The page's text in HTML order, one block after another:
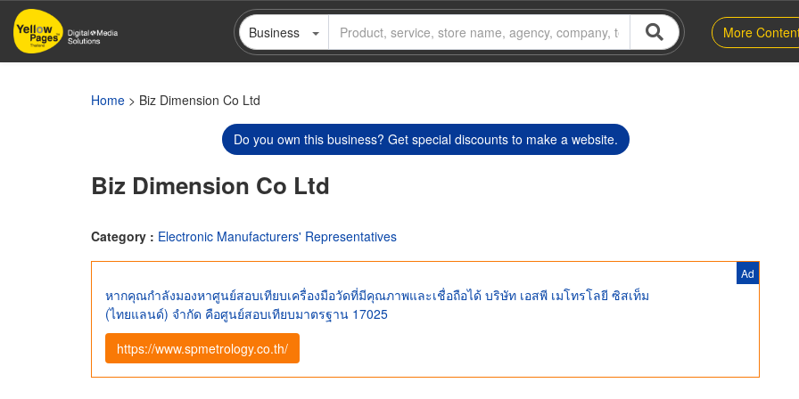
Skip
main
Business More
Home > Biz Dimension Co Ltd
Do you own this business? Get special discounts to make a website.
Biz Dimension Co Ltd
Category : Electronic Manufacturers' Representatives
Ad
หากคุณกำลังมองหาศูนย์สอบเทียบเครื่องมือวัดที่มีคุณภาพและเชื่อถือได้ บริษัท เอสพี เมโทรโลยี ซิสเท็ม
(ไทยแลนด์) จำกัด คือศูนย์สอบเทียบมาตรฐาน 17025
https://www.spmetrology.co.th/